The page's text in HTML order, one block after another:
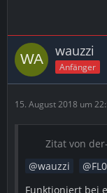
wauzzi
Anfänger
15. August 2018 um
Zitat von
wauzzi
FL0
Funktioniert bei